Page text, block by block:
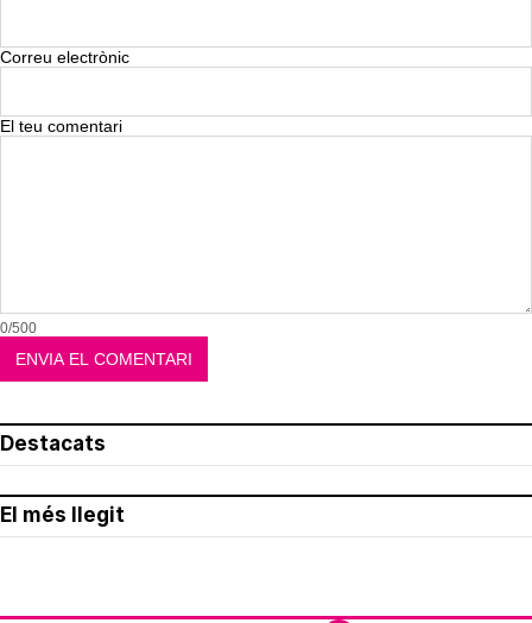
Correu electrònic
El teu comentari
0/500
Destacats
El més llegit